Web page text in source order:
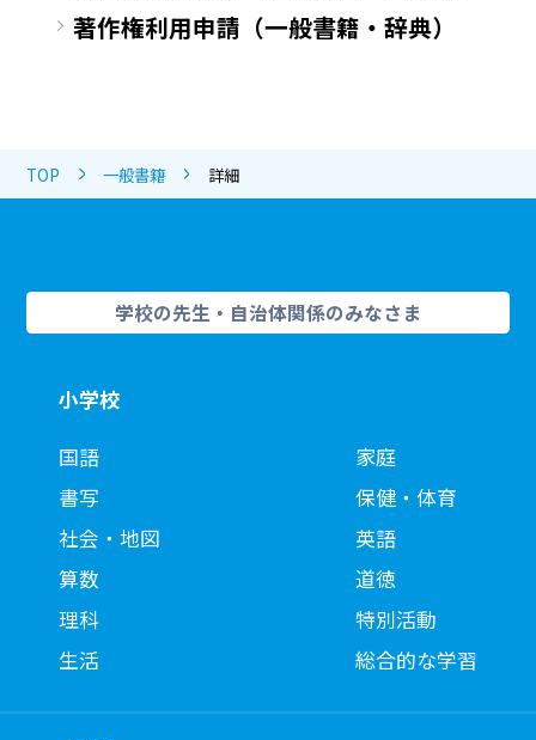
著作権利用申請（一般書籍・辞典）
TOP 一般書籍 詳細
学校の先生・自治体関係のみなさま
小学校
国語
書写
社会・地図
算数
理科
生活
家庭
保健・体育
英語
道徳
特別活動
総合的な学習